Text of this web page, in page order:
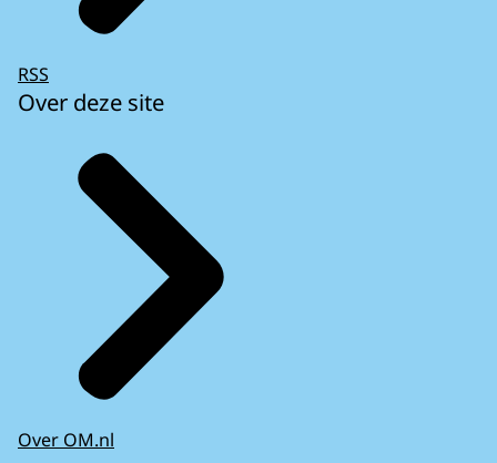
RSS
Over deze site
Over OM.nl